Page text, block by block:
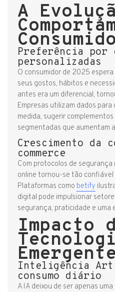
A
Preferência por
personalizadas
O consumidor de 2025
seus gostos, hábitos e
antes era um diferencial,
Empresas utilizam dados
medida, sugerir
segmentadas que aumentam
Crescimento da
commerce
Com protocolos de
online tornou-se tão confiável
Plataformas como betify
digital pode impulsionar
segurança, praticidade e uma
Impacto
Inteligência
consumo diário
A IA deixou de ser apenas